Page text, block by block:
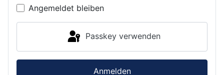
Angemeldet bleiben
Passkey verwenden
Anmelden